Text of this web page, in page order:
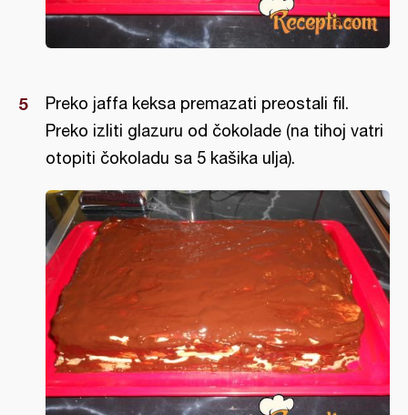
Preko jaffa keksa premazati preostali fil.
Preko izliti glazuru od čokolade (na tihoj vatri
otopiti čokoladu sa 5 kašika ulja).